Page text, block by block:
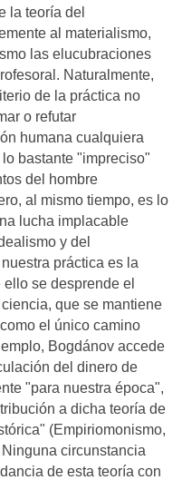
la teoría del
al materialismo,
las elucubraciones
Naturalmente,
de la práctica no
o refutar
humana cualquiera
bastante "impreciso"
del hombre
al mismo tiempo, es lo
lucha implacable
y del
práctica es la
se desprende el
que se mantiene
el único camino
Bogdánov accede
del dinero de
"para nuestra época",
a dicha teoría de
(Empiriomonismo,
circunstancia
de esta teoría con